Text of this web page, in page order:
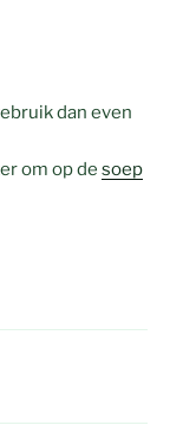
dan even
om op de soep